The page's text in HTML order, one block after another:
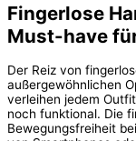
Fingerlose
Must-have
Der Reiz von
außergewöhnlichen
verleihen jedem
noch funktional. Die
Bewegungsfreiheit